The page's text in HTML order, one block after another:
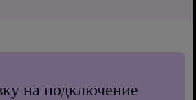
на подключение